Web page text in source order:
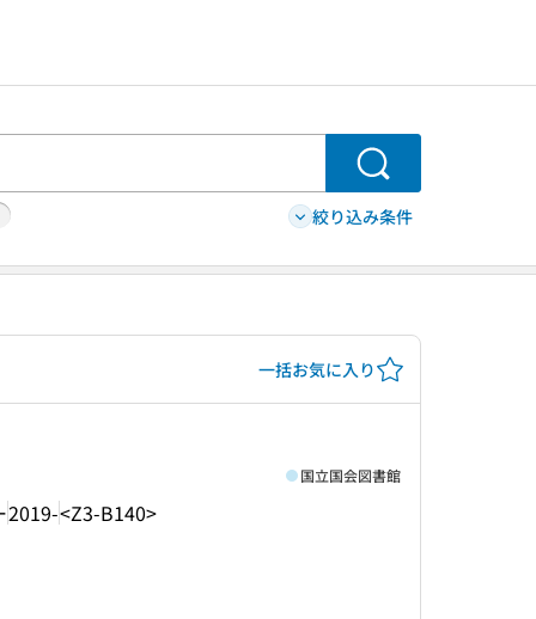
検索
絞り込み条件
一括お気に入り
2019-<Z3-B140>
国立国会図書館